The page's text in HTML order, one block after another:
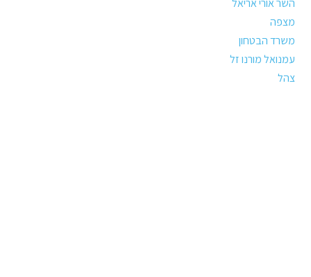
השר אורי אריאל
מצפה
משרד הבטחון
עמנואל מורנו זל
צהל